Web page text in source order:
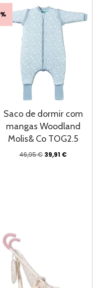
%
Saco de dormir com
mangas Woodland
Molis& Co TOG2.5
46,95€ O
39,91 €O